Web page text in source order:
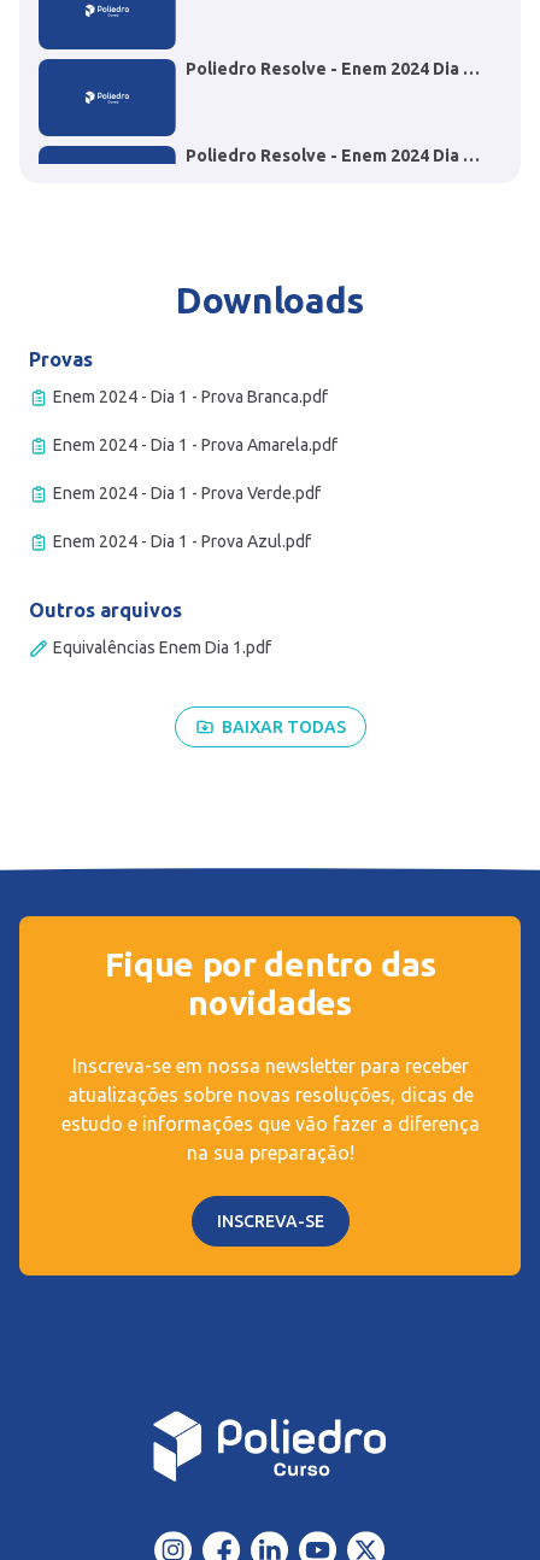
Poliedro Resolve - Enem 2024 Dia 1
Poliedro Resolve - Enem 2024 Dia 1
Downloads
Provas
Enem 2024 - Dia 1 - Prova Branca.pdf
Enem 2024 - Dia 1 - Prova Amarela.pdf
Enem 2024 - Dia 1 - Prova Verde.pdf
Enem 2024 - Dia 1 - Prova Azul.pdf
Outros arquivos
Equivalências Enem Dia 1.pdf
BAIXAR TODAS
Fique por dentro das
novidades
Inscreva-se em nossa newsletter para receber
atualizações sobre novas resoluções, dicas de
estudo e informações que vão fazer a diferença
na sua preparação!
INSCREVA-SE